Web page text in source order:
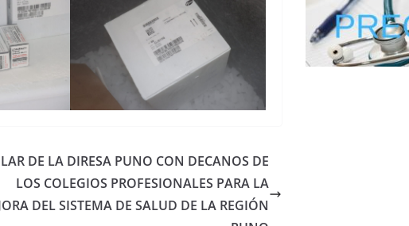
DE LA DIRESA PUNO CON DECANOS DE
LOS COLEGIOS PROFESIONALES PARA LA
DEL SISTEMA DE SALUD DE LA REGIÓN